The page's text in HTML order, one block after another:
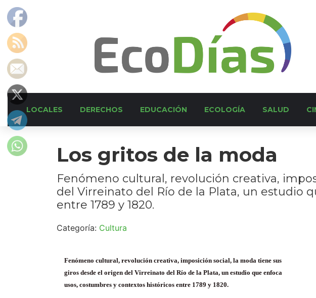
LOCALES DERECHOS EDUCACIÓN ECOLOGÍA SALUD
Los gritos de la moda
Fenómeno cultural, revolución creativa,
del Virreinato del Río de la Plata, un estudio
entre 1789 y 1820.
Categoría: Cultura
Fenómeno cultural, revolución creativa, imposición social, la moda tiene sus
giros desde el origen del Virreinato del Río de la Plata, un estudio que enfoca
usos, costumbres y contextos históricos entre 1789 y 1820.